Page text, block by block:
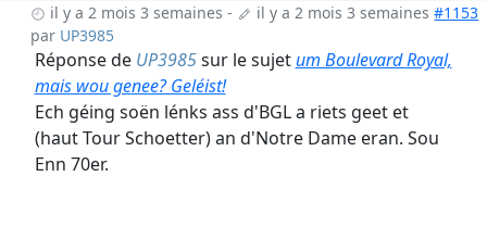
il y a 2 mois 3 semaines - il y a 2 mois 3 semaines #1153
par UP3985
Réponse de UP3985sur le sujetum Boulevard Royal,
mais wou genee? Geléist!
Ech géing soën lénks ass d'BGL a riets geet et
(haut Tour Schoetter) an d'Notre Dame eran. Sou
Enn 70er.